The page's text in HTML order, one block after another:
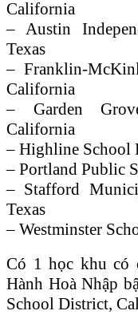
California
– Austin
Texas
– Franklin-
California
– Garden
California
– Highline School
– Portland Public
– Stafford
Texas
– Westminster
Có 1 học khu có
Hành Hoà Nhập
School District,